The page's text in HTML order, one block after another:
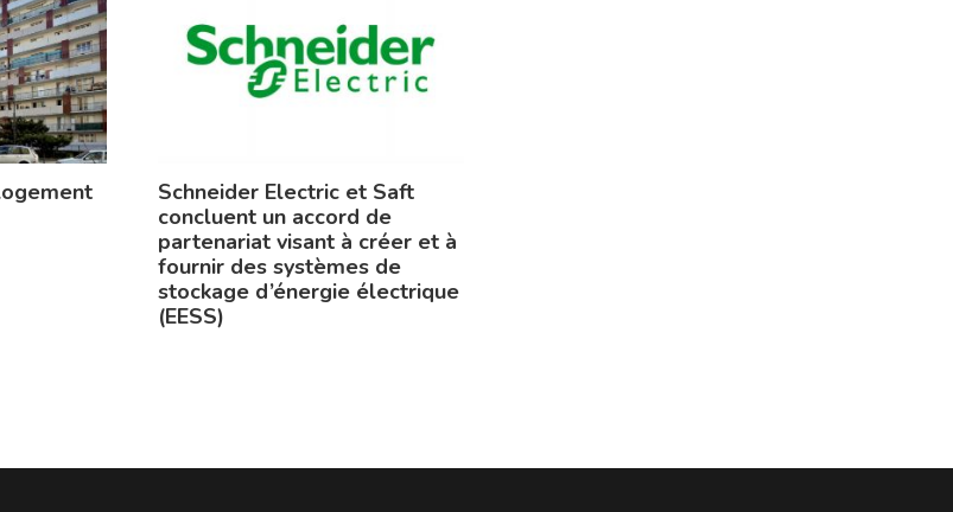
Schneider Electric et Saft
concluent un accord de
partenariat visant à créer et à
fournir des systèmes de
stockage d’énergie électrique
(EESS)